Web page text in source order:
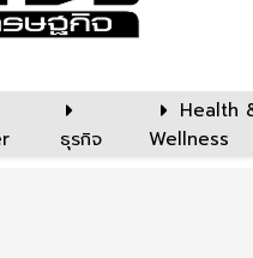
ธุรกิจ
Health
Wellness